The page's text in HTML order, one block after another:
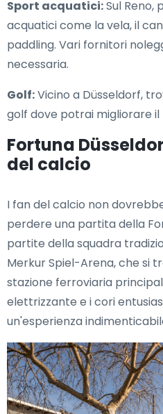
Sport acquatici:Sul
acquatici come la vela, il
paddling. Vari fornitori
necessaria.
Golf:Vicino a Düsseldorf,
golf dove potrai migliorare il
Fortuna
del calcio
I fan del calcio non
perdere una partita della
partite della squadra
Merkur Spiel-Arena, che si
stazione ferroviaria
elettrizzante e i cori
un'esperienza